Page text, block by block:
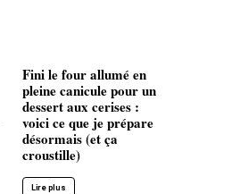
Fini le four allumé en
pleine canicule pour un
dessert aux cerises :
voici ce que je prépare
désormais (et ça
croustille)
Lire plus